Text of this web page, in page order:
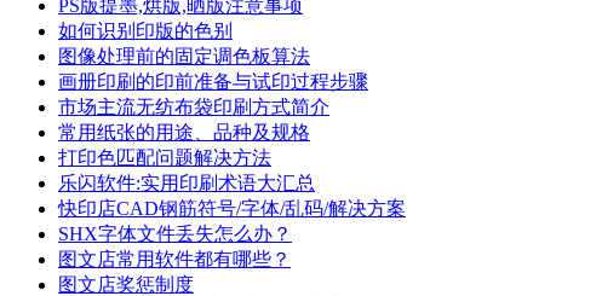
PS版提墨,烘版,晒版注意事项
如何识别印版的色别
图像处理前的固定调色板算法
画册印刷的印前准备与试印过程步骤
市场主流无纺布袋印刷方式简介
常用纸张的用途、品种及规格
打印色匹配问题解决方法
乐闪软件:实用印刷术语大汇总
快印店CAD钢筋符号/字体/乱码/解决方案
SHX字体文件丢失怎么办？
图文店常用软件都有哪些？
图文店奖惩制度